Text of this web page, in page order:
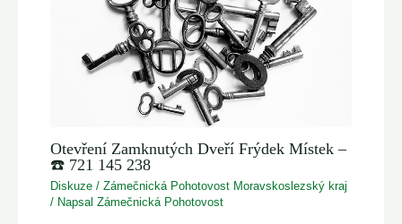
Otevření Zamknutých Dveří Frýdek Místek –
☎️ 721 145 238
Diskuze /Zámečnická Pohotovost Moravskoslezský kraj
/ NapsalZámečnická Pohotovost